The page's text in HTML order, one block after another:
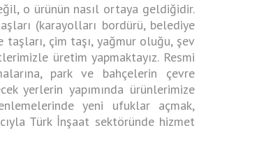
o ürünün nasıl ortaya geldiğidir.
(karayolları bordürü, belediye
çim taşı, yağmur oluğu, şev
üretim yapmaktayız. Resmi
park ve bahçelerin çevre
yerlerin yapımında ürünlerimize
yeni ufuklar açmak,
Türk İnşaat sektöründe hizmet